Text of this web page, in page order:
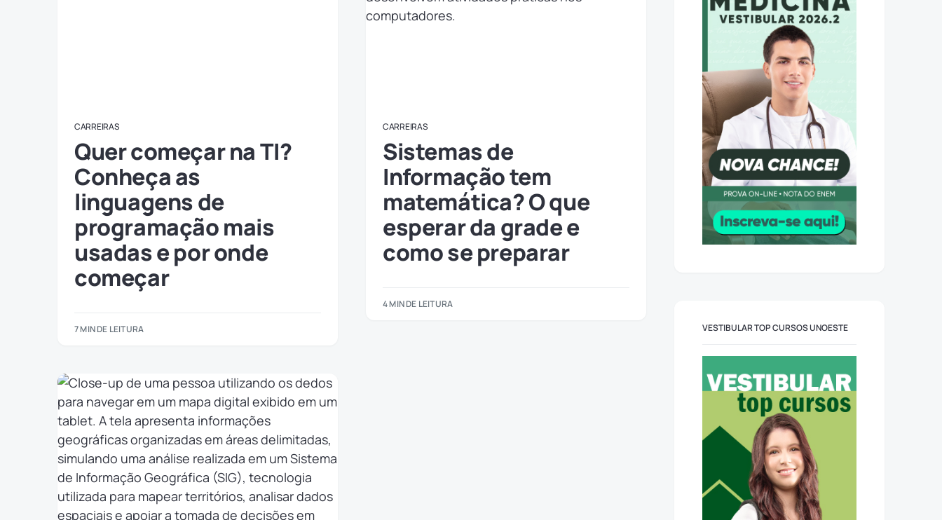
CARREIRAS
Quer começar na TI?
Conheça as
linguagens de
programação mais
usadas e por onde
começar
7 MIN DE LEITURA
CARREIRAS
Sistemas de
Informação tem
matemática? O que
esperar da grade e
como se preparar
4 MIN DE LEITURA
VESTIBULAR TOP CURSOS UNOESTE